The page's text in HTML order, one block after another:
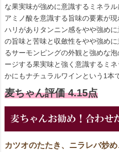
な果実味が強めに意識するミネラ
アミノ酸を意識する旨味の要素が
ハリがありタンニン感をやや強め
の旨味と苦味と収斂性をやや強め
るサーモンピングの外観と強めな
ージする果実味と強く意識するミ
かにもナチュラルワインという1本
麦ちゃん評価 4.15点
カツオのたたき、ニラレバ炒